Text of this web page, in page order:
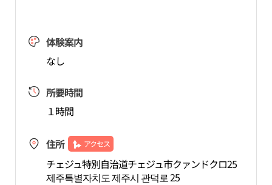
体験案内
なし
所要時間
１時間
住所 アクセス
チェジュ特別自治道チェジュ市クァンドクロ25
제주특별자치도 제주시 관덕로 25